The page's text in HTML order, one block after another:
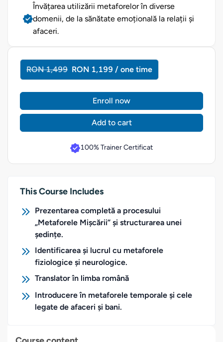
Învățarea utilizării metaforelor în diverse
domenii, de la sănătate emoțională la relații și
afaceri.
RON 1,499 RON 1,199 / one time
Enroll now
Add to cart
100% Trainer Certificat
This Course Includes
Prezentarea completă a procesului
„Metaforele Mișcării” și structurarea unei
ședințe.
Identificarea și lucrul cu metaforele
fiziologice și neurologice.
Translator în limba română
Introducere în metaforele temporale și cele
legate de afaceri și bani.